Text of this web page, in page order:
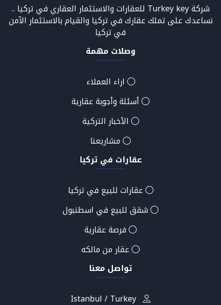
شركة Turkey key للعقارات والاستثمار العقاري في تركيا ..
نساعدك على تملك عقارك في تركيا والقيام بالاستثمار الآمن
في تركيا
وصلات مهمة
اراء العملاء
أسئلة وأجوبة عقارية
الأخبار التركية
مشاريعنا
عقارات في تركيا
عقارات للبيع في تركيا
شقق للبيع في اسطنبول
فرصة عقارية
عقار من مالكه
تواصل معنا
Istanbul / Turkey